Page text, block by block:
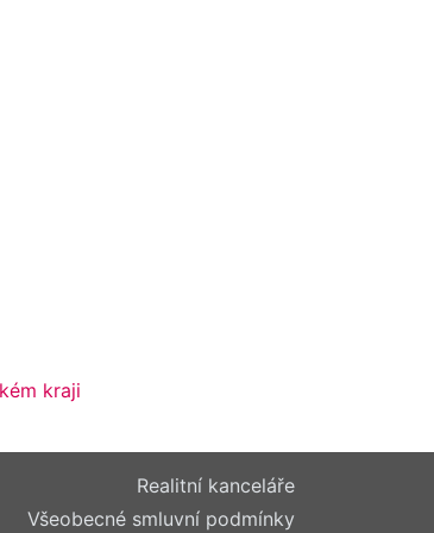
kraji
Realitní kanceláře
Všeobecné smluvní podmínky